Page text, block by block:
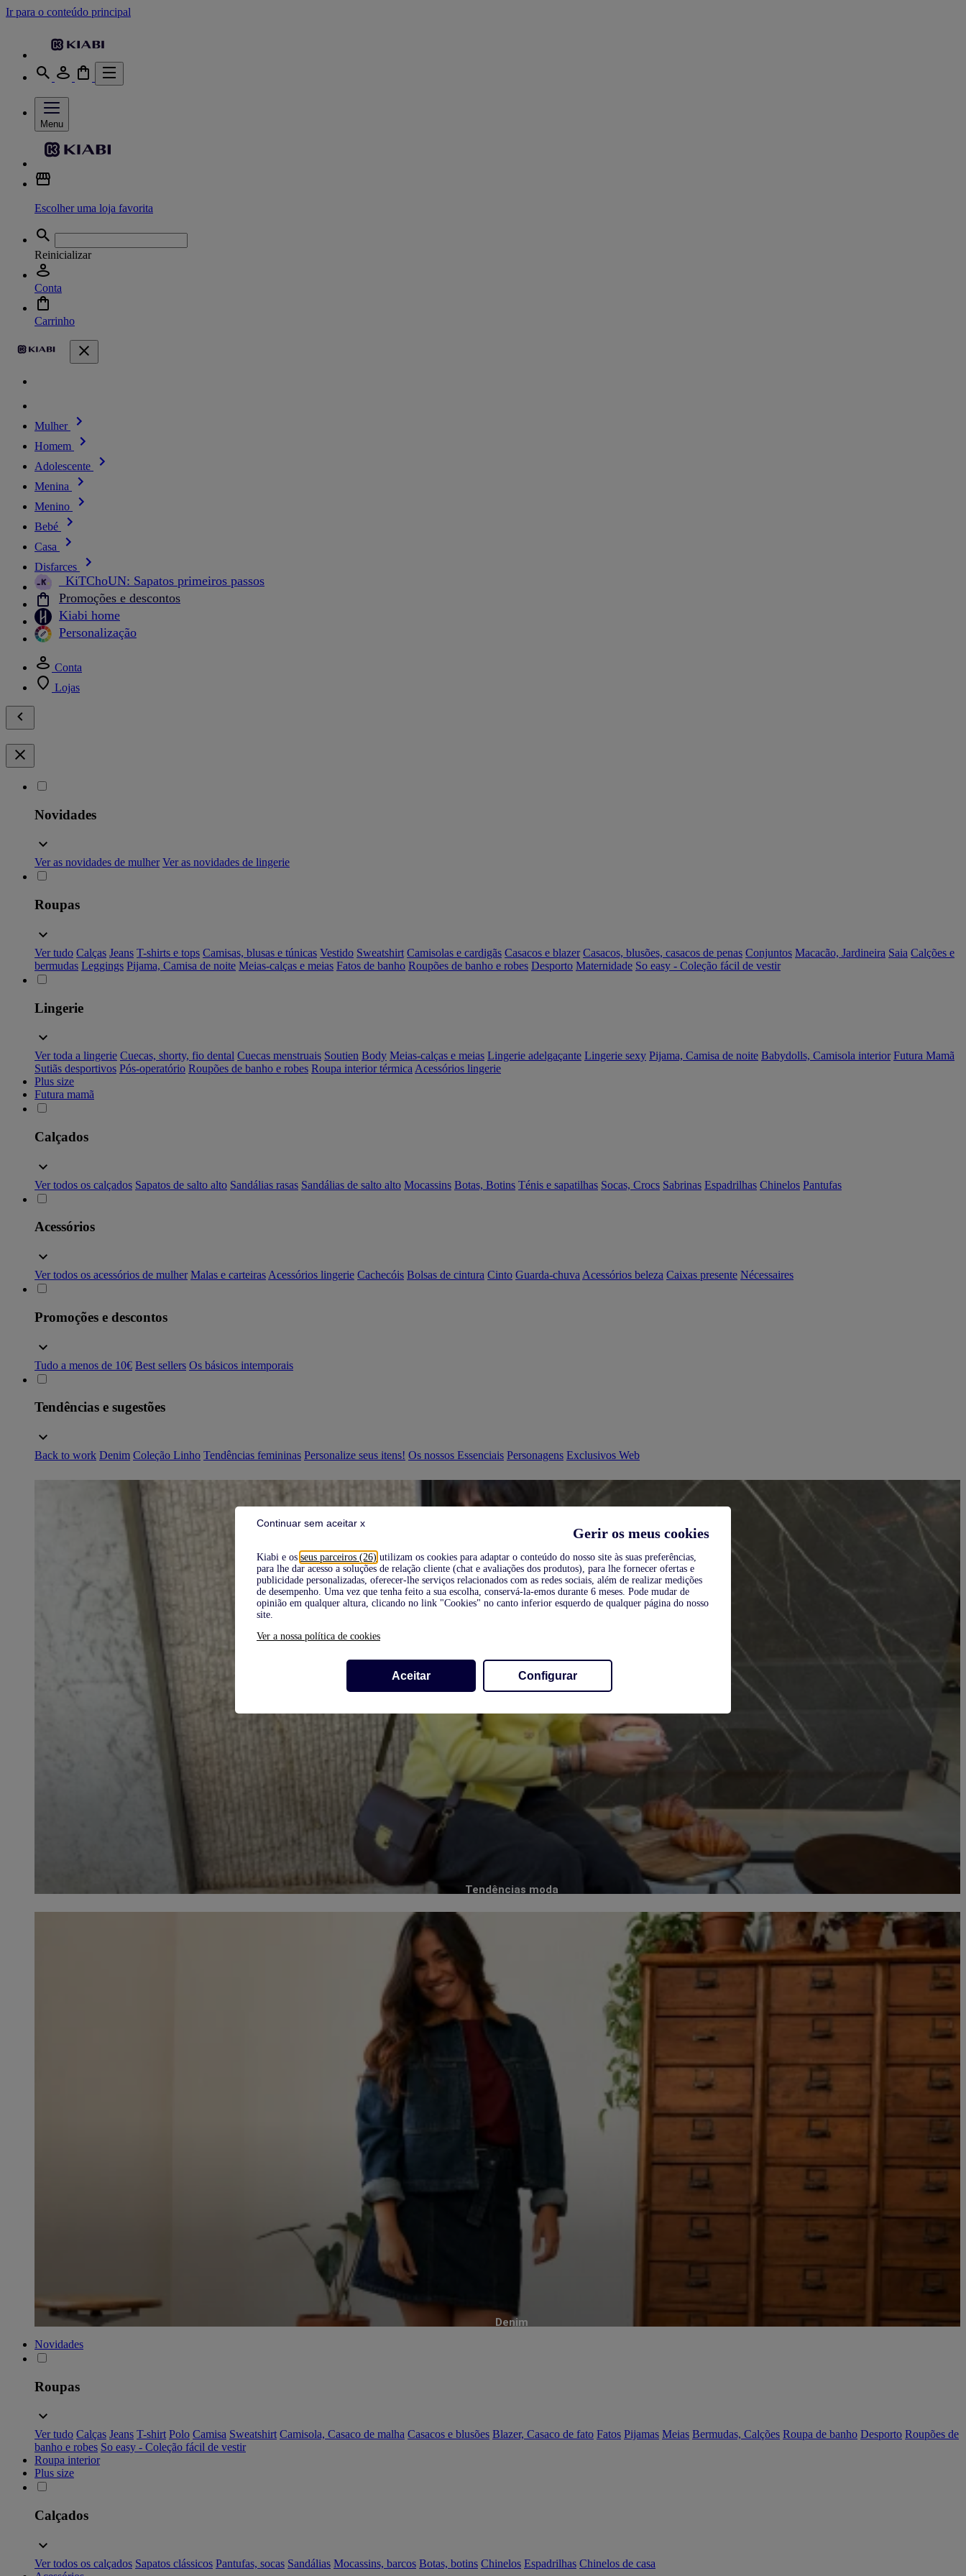
Gerir os meus cookies
Kiabi e os seus parceiros (26) utilizam os cookies para adaptar o conteúdo do nosso site às suas preferências,
para lhe dar acesso a soluções de relação cliente (chat e avaliações dos produtos), para lhe fornecer ofertas e
publicidade personalizadas, oferecer-lhe serviços relacionados com as redes sociais, além de realizar medições
de desempenho. Uma vez que tenha feito a sua escolha, conservá-la-emos durante 6 meses. Pode mudar de
opinião em qualquer altura, clicando no link "Cookies" no canto inferior esquerdo de qualquer página do nosso
site.
Ver a nossa política de cookies
Aceitar Configurar
Continuar sem aceitar x
Ir para o conteúdo principal
Menu
Escolher uma loja favorita
Reinicializar
Conta
Carrinho
Mulher
Homem
Adolescente
Menina
Menino
Bebé
Casa
Disfarces
_KiTChoUN: Sapatos primeiros passos
Promoções e descontos
Kiabi home
Personalização
Conta
Lojas
Novidades
Ver as novidades de mulher Ver as novidades de lingerie
Roupas
Ver tudo Calças Jeans T-shirts e tops Camisas, blusas e túnicas Vestido Sweatshirt Camisolas e cardigãs Casacos e blazer Casacos, blusões, casacos de penas Conjuntos Macacão, Jardineira Saia Calções e
bermudas Leggings Pijama, Camisa de noite Meias-calças e meias Fatos de banho Roupões de banho e robes Desporto Maternidade So easy - Coleção fácil de vestir
Lingerie
Ver toda a lingerie Cuecas, shorty, fio dental Cuecas menstruais Soutien Body Meias-calças e meias Lingerie adelgaçante Lingerie sexy Pijama, Camisa de noite Babydolls, Camisola interior Futura Mamã
Sutiãs desportivos Pós-operatório Roupões de banho e robes Roupa interior térmica Acessórios lingerie
Plus size
Futura mamã
Calçados
Ver todos os calçados Sapatos de salto alto Sandálias rasas Sandálias de salto alto Mocassins Botas, Botins Ténis e sapatilhas Socas, Crocs Sabrinas Espadrilhas Chinelos Pantufas
Acessórios
Ver todos os acessórios de mulher Malas e carteiras Acessórios lingerie Cachecóis Bolsas de cintura Cinto Guarda-chuva Acessórios beleza Caixas presente Nécessaires
Promoções e descontos
Tudo a menos de 10€ Best sellers Os básicos intemporais
Tendências e sugestões
Back to work Denim Coleção Linho Tendências femininas Personalize seus itens! Os nossos Essenciais Personagens Exclusivos Web
Tendências moda
Denim
Novidades
Roupas
Ver tudo Calças Jeans T-shirt Polo Camisa Sweatshirt Camisola, Casaco de malha Casacos e blusões Blazer, Casaco de fato Fatos Pijamas Meias Bermudas, Calções Roupa de banho Desporto Roupões de
banho e robes So easy - Coleção fácil de vestir
Roupa interior
Plus size
Calçados
Ver todos os calçados Sapatos clássicos Pantufas, socas Sandálias Mocassins, barcos Botas, botins Chinelos Espadrilhas Chinelos de casa